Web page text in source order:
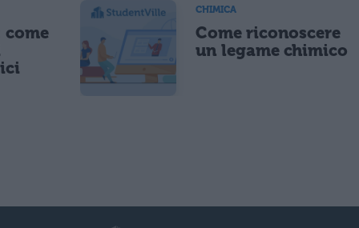
come
CHIMICA
Come riconoscere
un legame chimico